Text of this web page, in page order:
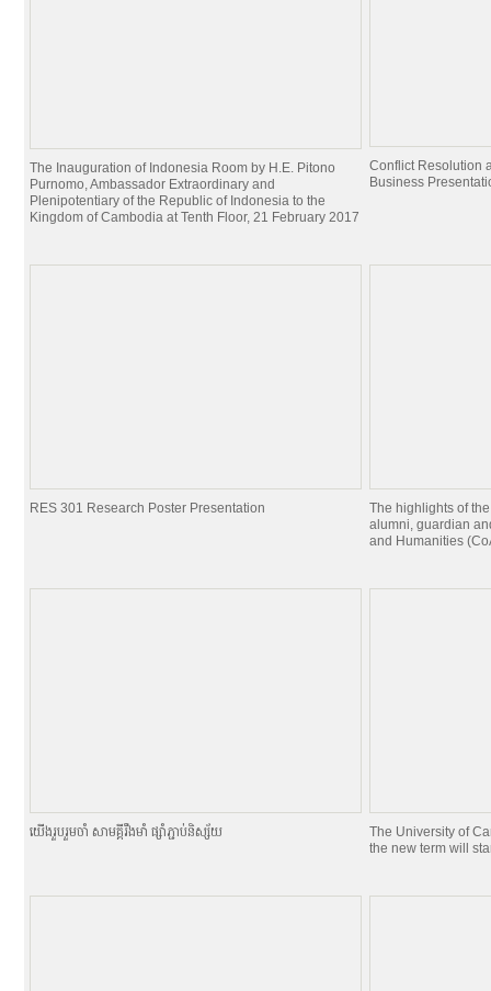
The Inauguration of Indonesia Room by H.E. Pitono
Purnomo, Ambassador Extraordinary and
Plenipotentiary of the Republic of Indonesia to the
Kingdom of Cambodia at Tenth Floor, 21 February 2017
Conflict Resolution
Business
RES 301 Research Poster Presentation
The highlights of
alumni, guardian
and Humanities
យេីងរួបរួមចាំ សាមគ្គីរឹងមាំ ផ្សាំភ្ជាប់និស្ស័យ
The University of
the new term will